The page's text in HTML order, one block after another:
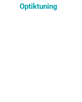
Optiktuning